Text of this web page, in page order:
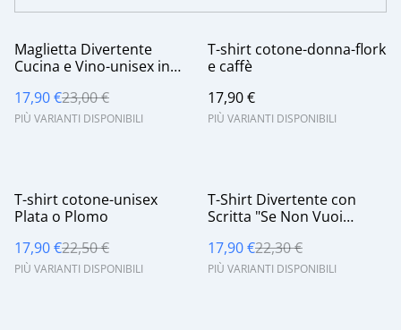
%
Maglietta Divertente
Cucina e Vino-unisex in
stampa digitale dtf-
maglietta ironica-"ho la
17,90 €23,00 €
PIÙ VARIANTI DISPONIBILI
T-shirt cotone-donna-flork
e caffè
17,90 €
PIÙ VARIANTI DISPONIBILI
%
T-shirt cotone-unisex
Plata o Plomo
17,90 €22,50 €
PIÙ VARIANTI DISPONIBILI
%
T-Shirt Divertente con
Scritta "Se Non Vuoi
Yloreshop
17,90 €22,30 €
PIÙ VARIANTI DISPONIBILI